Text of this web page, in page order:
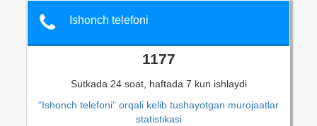
Ishonch telefoni
1177
Sutkada 24 soat, haftada 7 kun ishlaydi
“Ishonch telefoni” orqali kelib tushayotgan murojaatlar
statistikasi